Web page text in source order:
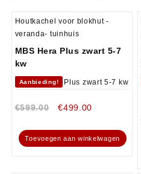
Houtkachel voor blokhut -
veranda- tuinhuis
MBS Hera Plus zwart 5-7
kw
Aanbieding!
€599.00 €499.00
Toevoegen aan winkelwagen